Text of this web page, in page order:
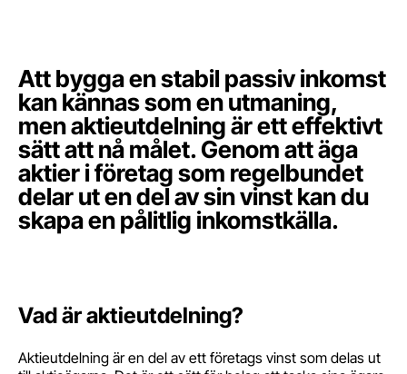
Att bygga en stabil passiv inkomst
kan kännas som en utmaning,
men aktieutdelning är ett effektivt
sätt att nå målet. Genom att äga
aktier i företag som regelbundet
delar ut en del av sin vinst kan du
skapa en pålitlig inkomstkälla.
Vad är aktieutdelning?
Aktieutdelning är en del av ett företags vinst som delas ut